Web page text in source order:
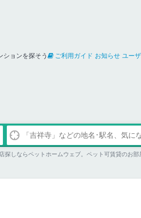
ションを探そう ご利用ガイド お知らせ ユー
しならペットホームウェブ。ペット可賃貸のお